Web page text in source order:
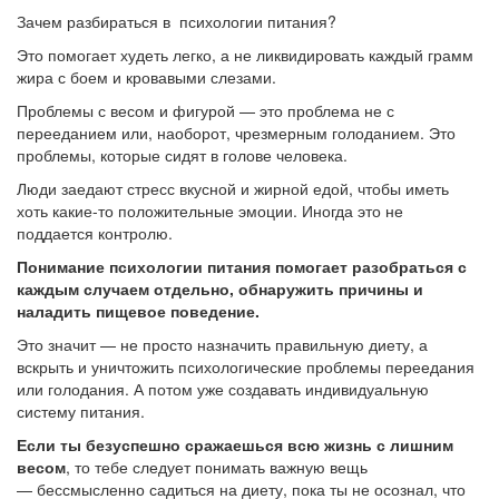
Зачем разбираться в психологии питания?
Это помогает худеть легко, а не ликвидировать каждый грамм
жира с боем и кровавыми слезами.
Проблемы с весом и фигурой — это проблема не с
перееданием или, наоборот, чрезмерным голоданием. Это
проблемы, которые сидят в голове человека.
Люди заедают стресс вкусной и жирной едой, чтобы иметь
хоть какие-то положительные эмоции. Иногда это не
поддается контролю.
Понимание психологии питания помогает разобраться с
каждым случаем отдельно, обнаружить причины и
наладить пищевое поведение.
Это значит — не просто назначить правильную диету, а
вскрыть и уничтожить психологические проблемы переедания
или голодания. А потом уже создавать индивидуальную
систему питания.
Если ты безуспешно сражаешься всю жизнь с лишним
весом, то тебе следует понимать важную вещь
— бессмысленно садиться на диету, пока ты не осознал, что